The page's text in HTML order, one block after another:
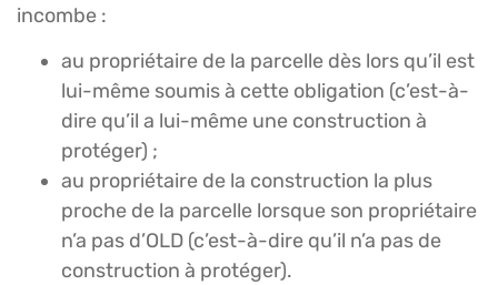
incombe :
au propriétaire de la parcelle dès lors qu’il est
lui-même soumis à cette obligation (c’est-à-
dire qu’il a lui-même une construction à
protéger) ;
au propriétaire de la construction la plus
proche de la parcelle lorsque son propriétaire
n’a pas d’OLD (c’est-à-dire qu’il n’a pas de
construction à protéger).